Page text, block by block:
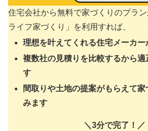
住宅会社から無料で家づくりのプラ
ライフ家づくり」を利用すれば、
理想を叶えてくれる住宅メーカ
複数社の見積りを比較するから適
す
間取りや土地の提案がもらえて
みます
＼3分で完了！／